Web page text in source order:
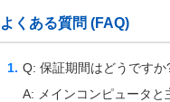
よくある質問 (FAQ)
Q: 保証期間はどうですか
A: メインコンピュータ